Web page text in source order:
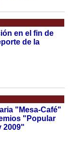
en el fin de
de la
"Mesa-Café"
"Popular
2009"